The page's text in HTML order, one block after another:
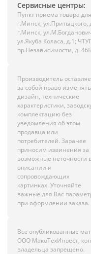
Сервисные центры:
Пункт приема товара
г.Минск,
г.Минск,
ул.Якуба Коласа, д.1;
пр.Независимости, д. 46Б
Производитель
за собой право изменять
дизайн, технические
характеристики,
комплектацию без
уведомления об этом
продавца или
потребителей. Заранее
приносим извинения за
возможные неточности
описании и
сопровождающих
картинках. Уточняйте
важные для Вас
при оформлении заказа.
Все опубликованные
ООО МакоТехИнвест,
владельца запрещено.